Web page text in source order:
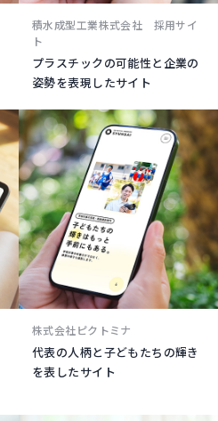
積水成型工業株式会社 採用サイ
ト
プラスチックの可能性と企業の
姿勢を表現したサイト
株式会社ピクトミナ
代表の人柄と子どもたちの輝き
を表したサイト